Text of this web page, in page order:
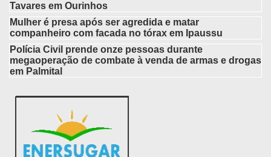
Tavares em Ourinhos
Mulher é presa após ser agredida e matar
companheiro com facada no tórax em Ipaussu
Polícia Civil prende onze pessoas durante
megaoperação de combate à venda de armas e drogas
em Palmital